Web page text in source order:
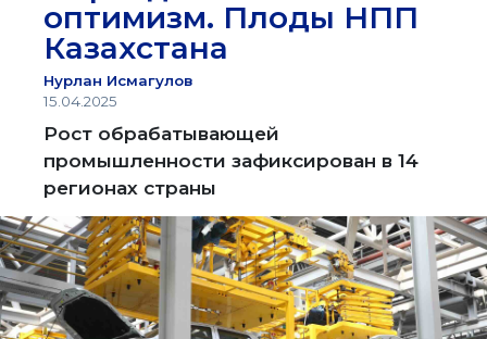
оптимизм. Плоды НПП
Казахстана
Нурлан Исмагулов
15.04.2025
Рост обрабатывающей
промышленности зафиксирован в 14
регионах страны